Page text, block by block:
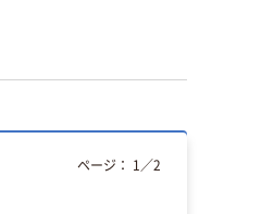
ページ： 1 ／2